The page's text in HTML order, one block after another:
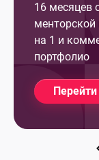
16 месяцев
на 1 и
портфолио
Перейти